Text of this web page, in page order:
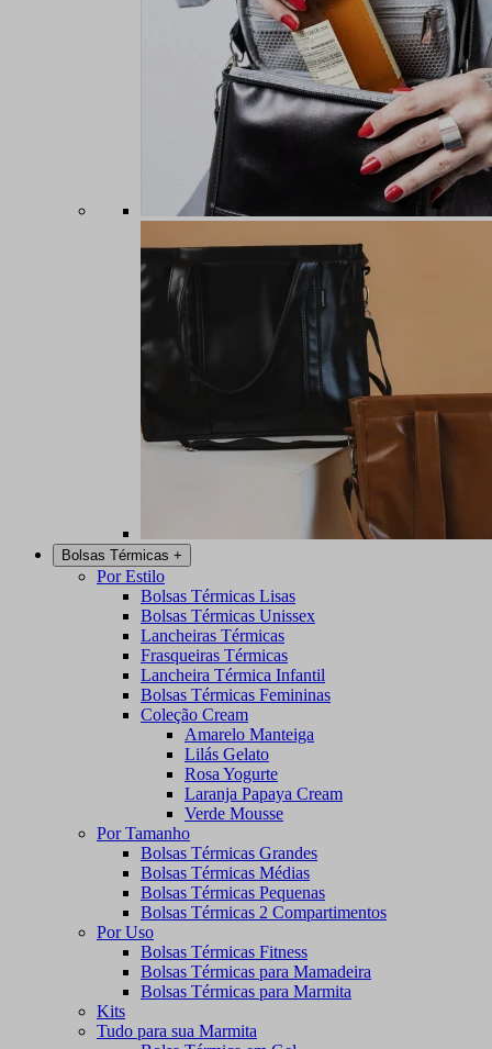
Bolsas Térmicas +
Por Estilo
Bolsas Térmicas Lisas
Bolsas Térmicas Unissex
Lancheiras Térmicas
Frasqueiras Térmicas
Lancheira Térmica Infantil
Bolsas Térmicas Femininas
Coleção Cream
Amarelo Manteiga
Lilás Gelato
Rosa Yogurte
Laranja Papaya Cream
Verde Mousse
Por Tamanho
Bolsas Térmicas Grandes
Bolsas Térmicas Médias
Bolsas Térmicas Pequenas
Bolsas Térmicas 2 Compartimentos
Por Uso
Bolsas Térmicas Fitness
Bolsas Térmicas para Mamadeira
Bolsas Térmicas para Marmita
Kits
Tudo para sua Marmita